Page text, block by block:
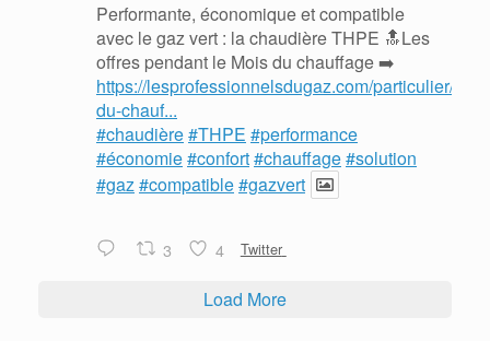
Performante, économique et compatible
avec le gaz vert : la chaudière THPE 🔝Les
offres pendant le Mois du chauffage ➡️
https://lesprofessionnelsdugaz.com/particulier/
du-chauf...
#chaudière#THPE #performance
#économie#confort#chauffage#solution
#gaz#compatible#gazvert
3 4 Twitter
Load More